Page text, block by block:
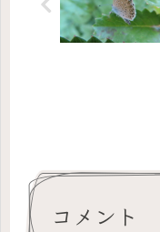
コメント